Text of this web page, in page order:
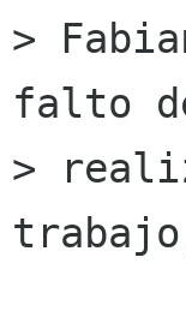
>
falto
>